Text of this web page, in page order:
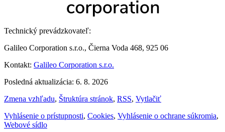
Technický prevádzkovateľ:
Galileo Corporation s.r.o., Čierna Voda 468, 925 06
Kontakt: Galileo Corporation s.r.o.
Posledná aktualizácia: 6. 8. 2026
Zmena vzhľadu, Štruktúra stránok, RSS, Vytlačiť
Vyhlásenie o prístupnosti, Cookies, Vyhlásenie o ochrane súkromia,
Webové sídlo